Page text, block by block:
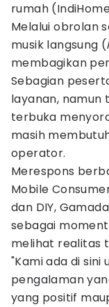
rumah
Melalui obrolan
musik langsung (
membagikan
Sebagian
layanan, namun
terbuka
masih
operator.
Merespons
Mobile
dan DIY,
sebagai
melihat realitas
"Kami ada di
pengalaman
yang positif